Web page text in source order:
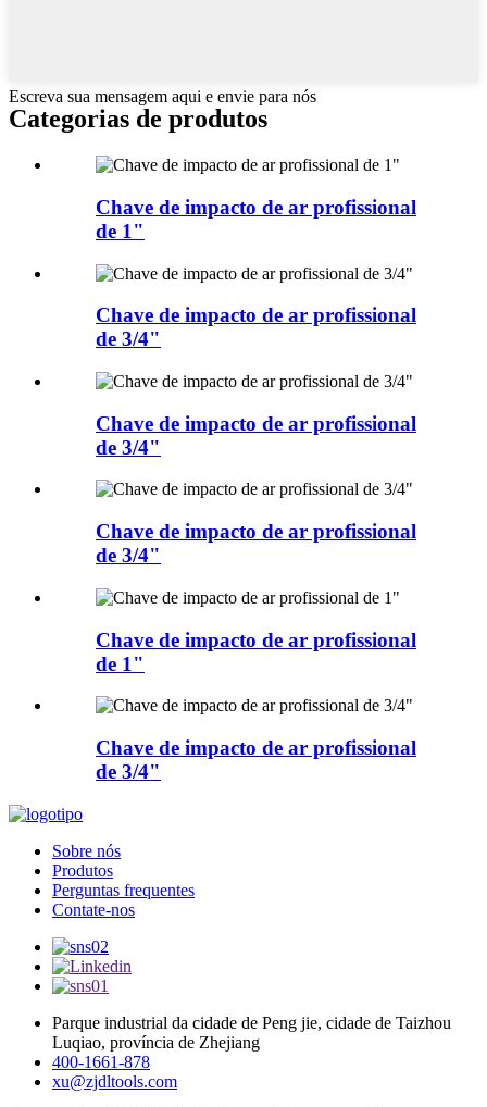
Escreva sua mensagem aqui e envie para nós
Categorias de produtos
Chave de impacto de ar profissional
de 1"
Chave de impacto de ar profissional
de 3/4"
Chave de impacto de ar profissional
de 3/4"
Chave de impacto de ar profissional
de 3/4"
Chave de impacto de ar profissional
de 1"
Chave de impacto de ar profissional
de 3/4"
Sobre nós
Produtos
Perguntas frequentes
Contate-nos
Parque industrial da cidade de Peng jie, cidade de Taizhou
Luqiao, província de Zhejiang
400-1661-878
xu@zjdltools.com